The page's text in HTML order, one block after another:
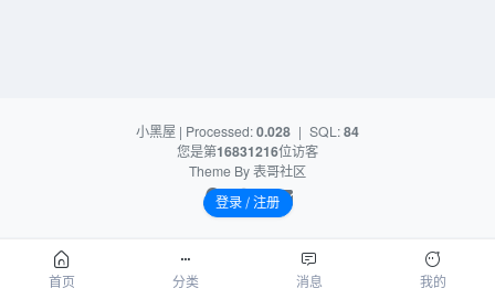
小黑屋 | Processed:0.028 | SQL:84
您是第16831216位访客
Theme By表哥社区
首页 分类 消息 我的
登录 / 注册